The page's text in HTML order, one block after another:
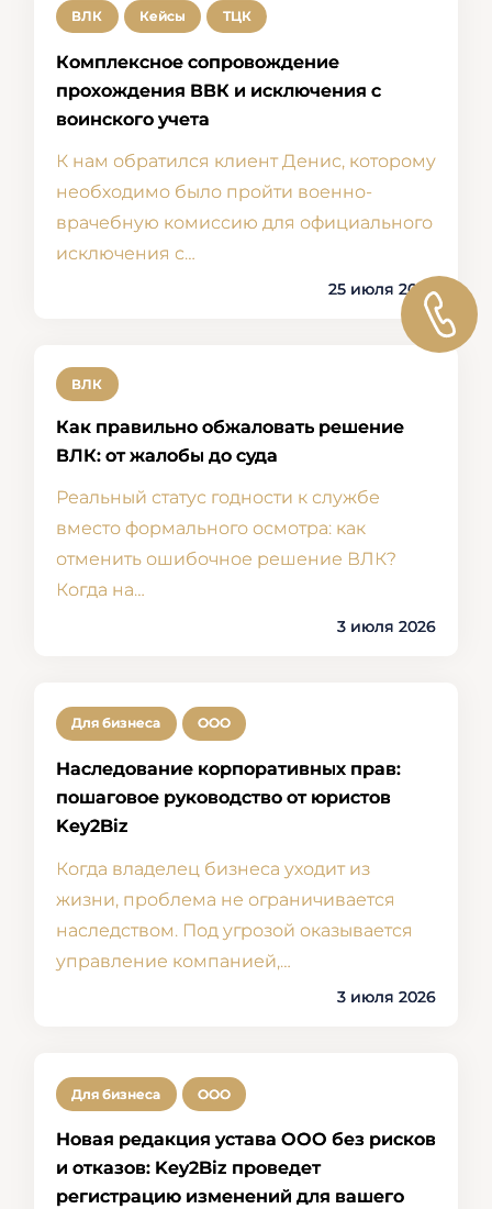
ВЛК Кейсы ТЦК
Комплексное сопровождение
прохождения ВВК и исключения с
воинского учета
К нам обратился клиент Денис, которому
необходимо было пройти военно-
врачебную комиссию для официального
исключения с…
25 июля 2026
ВЛК
Как правильно обжаловать решение
ВЛК: от жалобы до суда
Реальный статус годности к службе
вместо формального осмотра: как
отменить ошибочное решение ВЛК?
Когда на…
3 июля 2026
Для бизнеса ООО
Наследование корпоративных прав:
пошаговое руководство от юристов
Key2Biz
Когда владелец бизнеса уходит из
жизни, проблема не ограничивается
наследством. Под угрозой оказывается
управление компанией,…
3 июля 2026
Для бизнеса ООО
Новая редакция устава ООО без рисков
и отказов: Key2Biz проведет
регистрацию изменений для вашего